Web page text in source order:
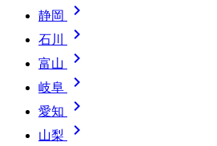
静岡 
石川 
富山 
岐阜 
愛知 
山梨 